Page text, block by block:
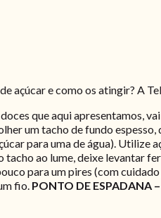
açúcar e como os atingir? A
que aqui apresentamos,
um tacho de fundo
para uma de água).
tacho ao lume, deixe levantar
para um pires (com
fio. PONTO DE ESPADANA –